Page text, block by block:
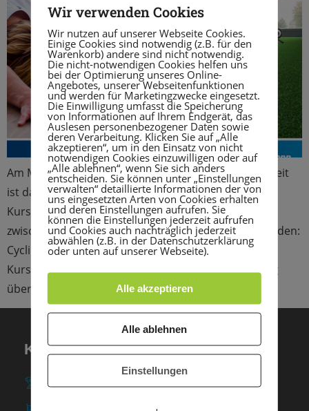
Am Montag, 3. Oktober, am Tag der Deutschen Einheit
ist das FiTROPOLIS von 9-19 Uhr geöffnet. Für alle
Kursbegeisterten bieten wir an diesem Tag die Wahl
zwischen 2 Kursen, die jeweils von 10-11 Uhr stattfinden:
Cycling in der McArena oder Vinyasa Flow Yoga in
Kursraum I. Für beide Kurse ist eine Voranmeldung
über die […]
KONTAKT
TSG Heidelberg-Rohrbach e. V.
Wir verwenden Cookies
Wir nutzen auf unserer Webseite Cookies.
Einige Cookies sind notwendig (z.B. für den
Warenkorb) andere sind nicht notwendig.
Die nicht-notwendigen Cookies helfen uns
bei der Optimierung unseres Online-
Angebotes, unserer Webseitenfunktionen
und werden für Marketingzwecke eingesetzt.
Die Einwilligung umfasst die Speicherung
von Informationen auf Ihrem Endgerät, das
Auslesen personenbezogener Daten sowie
deren Verarbeitung. Klicken Sie auf „Alle
akzeptieren“, um in den Einsatz von nicht
notwendigen Cookies einzuwilligen oder auf
„Alle ablehnen“, wenn Sie sich anders
entscheiden. Sie können unter „Einstellungen
verwalten“ detaillierte Informationen der von
uns eingesetzten Arten von Cookies erhalten
und deren Einstellungen aufrufen. Sie
können die Einstellungen jederzeit aufrufen
und Cookies auch nachträglich jederzeit
abwählen (z.B. in der Datenschutzerklärung
oder unten auf unserer Webseite).
Alle akzeptieren
Alle ablehnen
Einstellungen